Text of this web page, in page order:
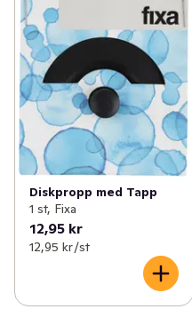
Diskpropp med Tapp
1 st, Fixa
12,95 kr
12,95 kr /st